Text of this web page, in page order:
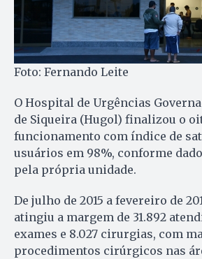
Foto: Fernando Leite
O Hospital de Urgências
de Siqueira (Hugol) finalizou o
funcionamento com índice de
usuários em 98%, conforme
pela própria unidade.
De julho de 2015 a fevereiro de
atingiu a margem de 31.892
exames e 8.027 cirurgias, com
procedimentos cirúrgicos nas